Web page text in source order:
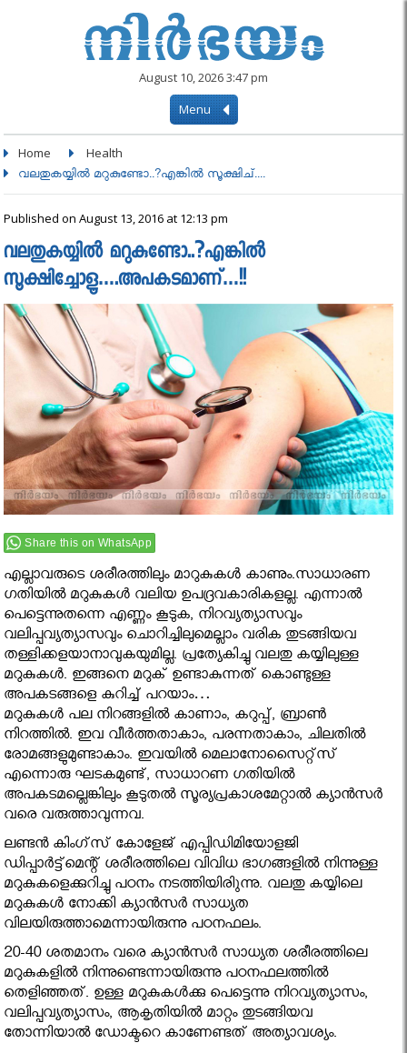
August 10, 2026 3:47 pm
Menu
Home Health
വലതുകയ്യില്‍ മറുകുണ്ടോ..?എങ്കിൽ സൂക്ഷിച്....
Published on August 13, 2016 at 12:13 pm
വലതുകയ്യില്‍ മറുകുണ്ടോ..?എങ്കിൽ
സൂക്ഷിച്ചോളൂ….അപകടമാണ്‌…!!
Share this on WhatsApp
എല്ലാവരുടെ ശരീരത്തിലും മാറുകുകൾ കാണും.സാധാരണ
ഗതിയില്‍ മറുകുകള്‍ വലിയ ഉപദ്രവകാരികളല്ല. എന്നാല്‍
പെട്ടെന്നുതന്നെ എണ്ണം കൂടുക, നിറവ്യത്യാസവും
വലിപ്പവ്യത്യാസവും ചൊറിച്ചിലുമെല്ലാം വരിക തുടങ്ങിയവ
തള്ളിക്കളയാനാവുകയുമില്ല. പ്രത്യേകിച്ചു വലതു കയ്യിലുള്ള
മറുകുകള്‍. ഇങ്ങനെ മറുക് ഉണ്ടാകുന്നത് കൊണ്ടുള്ള
അപകടങ്ങളെ കുറിച്ച് പറയാം…
മറുകുകള്‍ പല നിറങ്ങളില്‍ കാണാം, കറുപ്പ്‌, ബ്രാണ്‍
നിറത്തില്‍. ഇവ വീര്‍ത്തതാകാം, പരന്നതാകാം, ചിലതില്‍
രോമങ്ങളുമുണ്ടാകാം. ഇവയില്‍ മെലാനോസൈറ്റ്‌സ്‌
എന്നൊരു ഘടകമുണ്ട്‌, സാധാറണ ഗതിയില്‍
അപകടമല്ലെങ്കിലും കൂടുതല്‍ സൂര്യപ്രകാശമേറ്റാല്‍ ക്യാന്‍സര്‍
വരെ വരുത്താവുന്നവ.
ലണ്ടന്‍ കിംഗ്‌സ്‌ കോളേജ്‌ എപ്പിഡിമിയോളജി
ഡിപ്പാര്‍ട്ട്‌മെന്റ്‌ ശരീരത്തിലെ വിവിധ ഭാഗങ്ങളില്‍ നിന്നുള്ള
മറുകുകളെക്കുറിച്ചു പഠനം നടത്തിയിരിുന്നു. വലതു കയ്യിലെ
മറുകുകള്‍ നോക്കി ക്യാന്‍സര്‍ സാധ്യത
വിലയിരുത്താമെന്നായിരുന്നു പഠനഫലം.
20-40 ശതമാനം വരെ ക്യാന്‍സര്‍ സാധ്യത ശരീരത്തിലെ
മറുകുകളില്‍ നിന്നുണ്ടെന്നായിരുന്നു പഠനഫലത്തില്‍
തെളിഞ്ഞത്‌. ഉള്ള മറുകുകള്‍ക്കു പെട്ടെന്നു നിറവ്യത്യാസം,
വലിപ്പവ്യത്യാസം, ആകൃതിയില്‍ മാറ്റം തുടങ്ങിയവ
തോന്നിയാല്‍ ഡോക്ടറെ കാണേണ്ടത്‌ അത്യാവശ്യം.